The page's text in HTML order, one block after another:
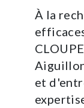
À la
et